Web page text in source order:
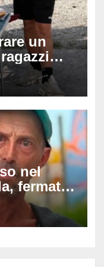
un
li invita
li
nel
fermati
e